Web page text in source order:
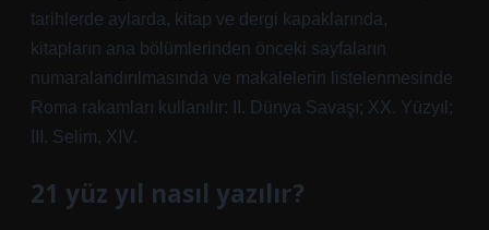
tarihlerde aylarda, kitap ve dergi kapaklarında,
kitapların ana bölümlerinden önceki sayfaların
numaralandırılmasında ve makalelerin listelenmesinde
Roma rakamları kullanılır: II. Dünya Savaşı; XX. Yüzyıl;
III. Selim, XIV.
21 yüz yıl nasıl yazılır?